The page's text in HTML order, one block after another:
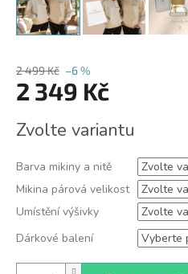
2 499 Kč –6 %
2 349 Kč
cena:
Zvolte variantu
Barva mikiny a nitě
Mikina párová velikost
Umístění výšivky
Dárkové balení